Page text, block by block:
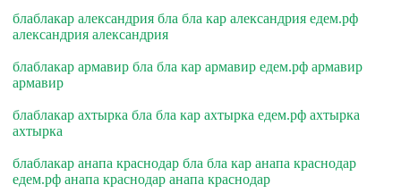
блаблакар александрия бла бла кар александрия едем.рф
александрия александрия
блаблакар армавир бла бла кар армавир едем.рф армавир
армавир
блаблакар ахтырка бла бла кар ахтырка едем.рф ахтырка
ахтырка
блаблакар анапа краснодар бла бла кар анапа краснодар
едем.рф анапа краснодар анапа краснодар